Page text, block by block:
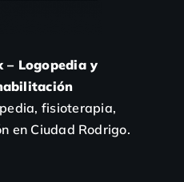
– Logopedia y
fisioterapia,
en Ciudad Rodrigo.